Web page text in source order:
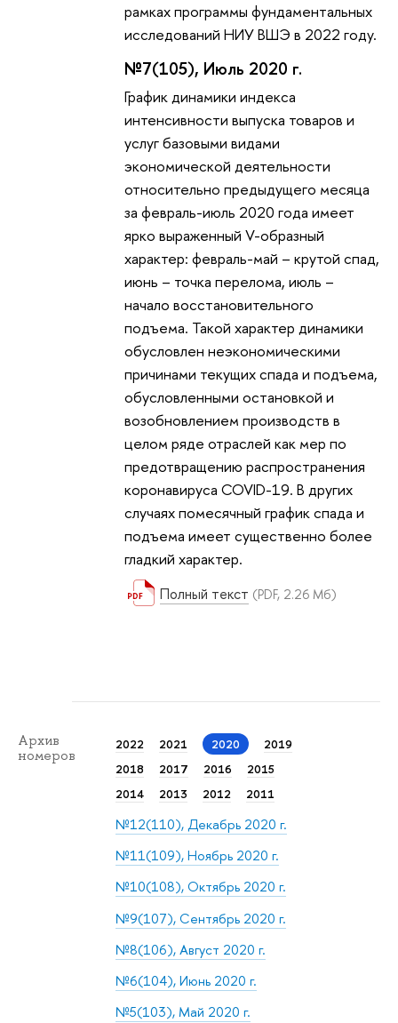
рамках программы фундаментальных
исследований НИУ ВШЭ в 2022 году.
№7(105), Июль 2020 г.
График динамики индекса
интенсивности выпуска товаров и
услуг базовыми видами
экономической деятельности
относительно предыдущего месяца
за февраль-июль 2020 года имеет
ярко выраженный V-образный
характер: февраль-май – крутой спад,
июнь – точка перелома, июль –
начало восстановительного
подъема. Такой характер динамики
обусловлен неэкономическими
причинами текущих спада и подъема,
обусловленными остановкой и
возобновлением производств в
целом ряде отраслей как мер по
предотвращению распространения
коронавируса COVID-19. В других
случаях помесячный график спада и
подъема имеет существенно более
гладкий характер.
Полный текст (PDF, 2.26 Мб)
Архив
номеров
2022 2021 2020
2019
2018
2017 2016
2015
2014
2013 2012 2011
№12(110), Декабрь 2020 г.
№11(109), Ноябрь 2020 г.
№10(108), Октябрь 2020 г.
№9(107), Сентябрь 2020 г.
№8(106), Август 2020 г.
№6(104), Июнь 2020 г.
№5(103), Май 2020 г.